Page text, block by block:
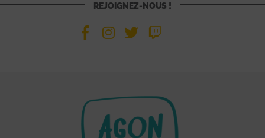
REJOIGNEZ-NOUS !